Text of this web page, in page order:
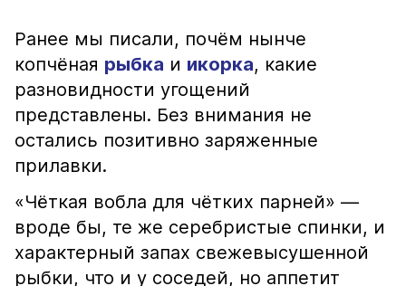
Ранее мы писали, почём нынче
копчёная рыбка и икорка, какие
разновидности угощений
представлены. Без внимания не
остались позитивно заряженные
прилавки.
«Чёткая вобла для чётких парней» —
вроде бы, те же серебристые спинки, и
характерный запах свежевысушенной
рыбки, что и у соседей, но аппетит